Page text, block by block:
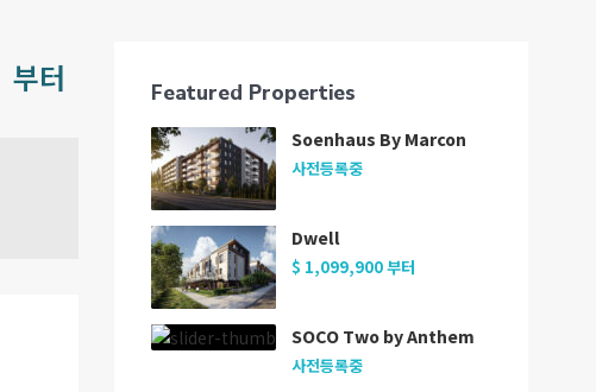
부터 Featured Properties
Soenhaus By Marcon
사전등록중
Dwell
$ 1,099,900부터
SOCO Two by Anthem
사전등록중